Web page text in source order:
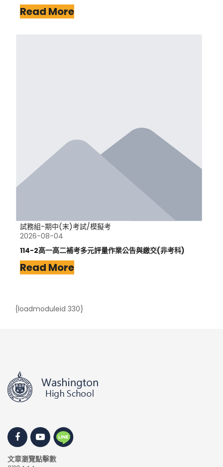
Read More
試務組-期中(末)考試/模擬考
2026-08-04
114-2高一高二補考多元評量作業公告與繳交(非考科)
Read More
{loadmoduleid 330}
文章瀏覽點擊數